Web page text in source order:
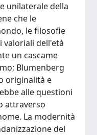
unilaterale della
che le
le filosofie
valoriali dell'età
un cascame
Blumenberg
originalità e
alle questioni
attraverso
La modernità
del